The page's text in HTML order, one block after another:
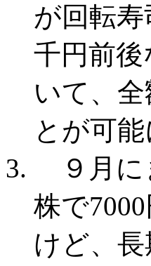
が回転
千円前
いて、
とが可
９月に
株で
けど、